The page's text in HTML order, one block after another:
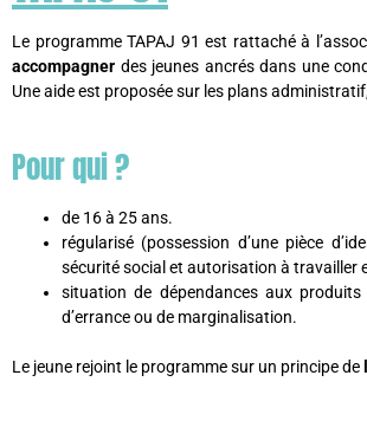
Le programme TAPAJ 91 est rattaché à
accompagner des jeunes ancrés dans une
Une aide est proposée sur les plans
Pour qui ?
de 16 à 25 ans.
régularisé (possession d’une pièce
sécurité social et autorisation à travailler
situation de dépendances aux produits
d’errance ou de marginalisation.
Le jeune rejoint le programme sur un principe de